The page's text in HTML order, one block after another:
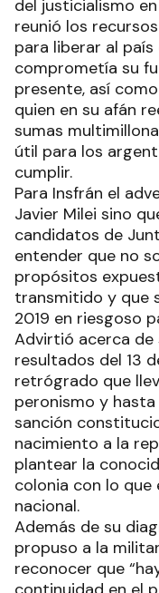
del justicialismo
reunió los
para liberar al
comprometía su
presente, así
quien en su afán
sumas
útil para los
cumplir.
Para Insfrán el
Javier Milei sino
candidatos de
entender que no
propósitos
transmitido y que
2019 en riesgoso
Advirtió acerca
resultados del 13
retrógrado que
peronismo y
sanción
nacimiento a la
plantear la
colonia con lo
nacional.
Además de su
propuso a la
reconocer que